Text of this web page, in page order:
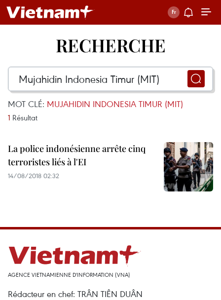
RECHERCHE
MOT CLÉ: MUJAHIDIN INDONESIA TIMUR (MIT)
1 Résultat
La police indonésienne arrête cinq
terroristes liés à l'EI
14/08/2018 02:32
AGENCE VIETNAMIENNE D'INFORMATION (VNA)
Rédacteur en chef: TRÂN TIÊN DUÂN